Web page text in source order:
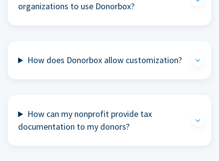
organizations to use Donorbox?
How does Donorbox allow customization?
How can my nonprofit provide tax
documentation to my donors?